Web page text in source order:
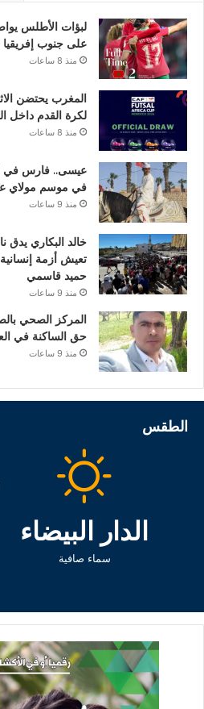
لبؤات الأطلس
على جنوب إفريقيا
منذ 8 ساعات
المغرب يحتضن
لكرة القدم داخل
منذ 8 ساعات
عيسى.. فارس في
في موسم مولاي
منذ 9 ساعات
خالد البكاري يدق
تعيش أزمة
حميد قاسمي
منذ 9 ساعات
المركز الصحي
حق الساكنة في
منذ 9 ساعات
الطقس
الدار البيضاء
سماء صافية